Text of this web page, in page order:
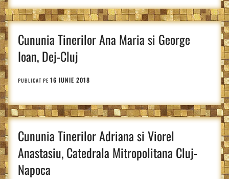
Cununia Tinerilor Ana Maria si George
Ioan, Dej-Cluj
PUBLICAT PE 16 IUNIE 2018
Cununia Tinerilor Adriana si Viorel
Anastasiu, Catedrala Mitropolitana Cluj-
Napoca